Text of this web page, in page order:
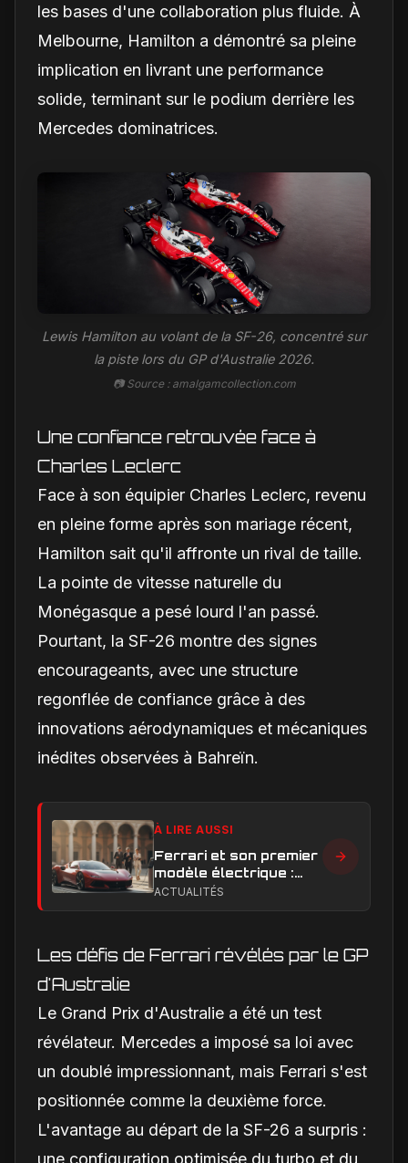
les bases d'une collaboration plus fluide. À
Melbourne, Hamilton a démontré sa pleine
implication en livrant une performance
solide, terminant sur le podium derrière les
Mercedes dominatrices.
Lewis Hamilton au volant de la SF-26, concentré sur
la piste lors du GP d'Australie 2026.
📷 Source : amalgamcollection.com
Une confiance retrouvée face à
Charles Leclerc
Face à son équipier Charles Leclerc, revenu
en pleine forme après son mariage récent,
Hamilton sait qu'il affronte un rival de taille.
La pointe de vitesse naturelle du
Monégasque a pesé lourd l'an passé.
Pourtant, la SF-26 montre des signes
encourageants, avec une structure
regonflée de confiance grâce à des
innovations aérodynamiques et mécaniques
inédites observées à Bahreïn.
À LIRE AUSSI
Ferrari et son premier
modèle électrique :
calendrier de
ACTUALITÉS
Les défis de Ferrari révélés par le GP
d'Australie
Le Grand Prix d'Australie a été un test
révélateur. Mercedes a imposé sa loi avec
un doublé impressionnant, mais Ferrari s'est
positionnée comme la deuxième force.
L'avantage au départ de la SF-26 a surpris :
une configuration optimisée du turbo et du